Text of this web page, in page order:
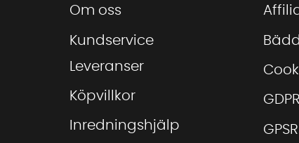
Om oss
Kundservice
Leveranser
Köpvillkor
Inredningshjälp GPSR